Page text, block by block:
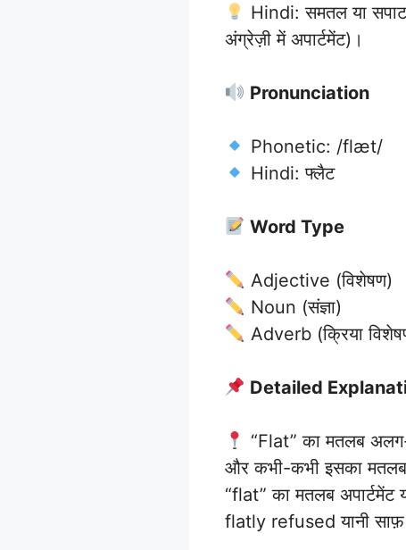
Hindi: समतल या
अंग्रेज़ी में अपार्टमेंट)।
Pronunciation
Phonetic: /flæt/
Hindi: फ्लैट
Word Type
Adjective (विशेषण)
Noun (संज्ञा)
Adverb (क्रिया
Detailed
“Flat” का मतलब
और कभी-कभी इसका मतलब
“flat” का मतलब
flatly refused यानी साफ़